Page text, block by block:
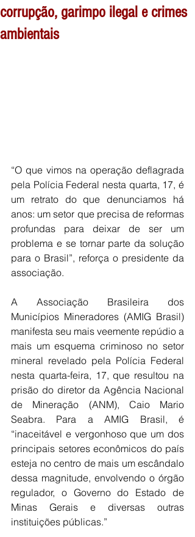
corrupção, garimpo ilegal e crimes
ambientais
“O que vimos na operação deflagrada
pela Polícia Federal nesta quarta, 17, é
um retrato do que denunciamos há
anos: um setor que precisa de reformas
profundas para deixar de ser um
problema e se tornar parte da solução
para o Brasil”, reforça o presidente da
associação.
A Associação Brasileira dos
Municípios Mineradores (AMIG Brasil)
manifesta seu mais veemente repúdio a
mais um esquema criminoso no setor
mineral revelado pela Polícia Federal
nesta quarta-feira, 17, que resultou na
prisão do diretor da Agência Nacional
de Mineração (ANM), Caio Mario
Seabra. Para a AMIG Brasil, é
“inaceitável e vergonhoso que um dos
principais setores econômicos do país
esteja no centro de mais um escândalo
dessa magnitude, envolvendo o órgão
regulador, o Governo do Estado de
Minas Gerais e diversas outras
instituições públicas.”